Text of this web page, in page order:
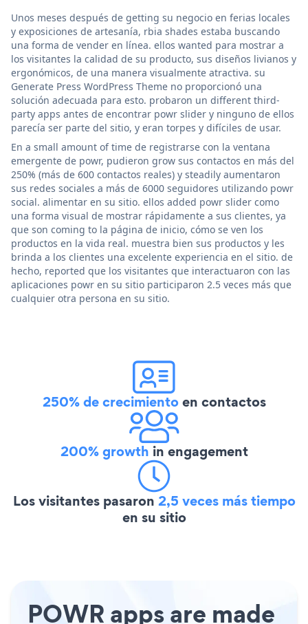
Unos meses después de getting su negocio en ferias locales
y exposiciones de artesanía, rbia shades estaba buscando
una forma de vender en línea. ellos wanted para mostrar a
los visitantes la calidad de su producto, sus diseños livianos y
ergonómicos, de una manera visualmente atractiva. su
Generate Press WordPress Theme no proporcionó una
solución adecuada para esto. probaron un different third-
party apps antes de encontrar powr slider y ninguno de ellos
parecía ser parte del sitio, y eran torpes y difíciles de usar.
En a small amount of time de registrarse con la ventana
emergente de powr, pudieron grow sus contactos en más del
250% (más de 600 contactos reales) y steadily aumentaron
sus redes sociales a más de 6000 seguidores utilizando powr
social. alimentar en su sitio. ellos added powr slider como
una forma visual de mostrar rápidamente a sus clientes, ya
que son coming to la página de inicio, cómo se ven los
productos en la vida real. muestra bien sus productos y les
brinda a los clientes una excelente experiencia en el sitio. de
hecho, reported que los visitantes que interactuaron con las
aplicaciones powr en su sitio participaron 2.5 veces más que
cualquier otra persona en su sitio.
250% de crecimientoen contactos
200% growth in engagement
Los visitantes pasaron 2,5 veces más tiempo
en su sitio
POWR apps are made